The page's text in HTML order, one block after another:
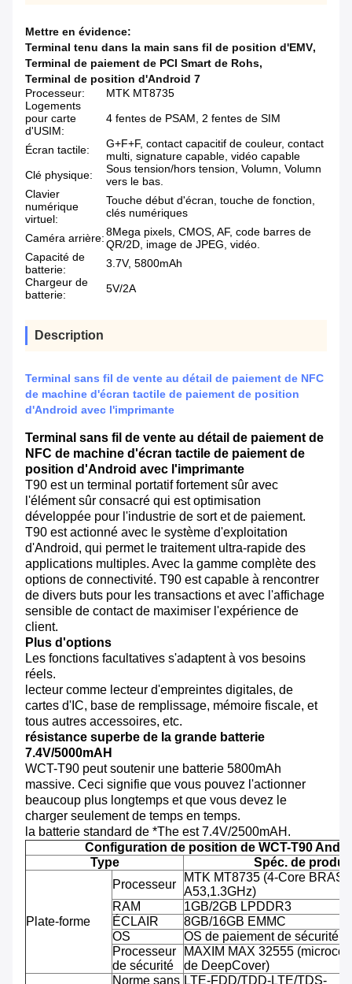
Mettre en évidence:
Terminal tenu dans la main sans fil de position d'EMV,
Terminal de paiement de PCI Smart de Rohs,
Terminal de position d'Android 7
Processeur:
MTK MT8735
Logements
pour carte
d'USIM:
4 fentes de PSAM, 2 fentes de SIM
Écran tactile:
G+F+F, contact capacitif de couleur, contact
multi, signature capable, vidéo capable
Clé physique:
Sous tension/hors tension, Volumn, Volumn
vers le bas.
Clavier
numérique
virtuel:
Touche début d'écran, touche de fonction,
clés numériques
Caméra arrière:8Mega pixels, CMOS, AF, code barres de
QR/2D, image de JPEG, vidéo.
Capacité de
batterie:
3.7V, 5800mAh
Chargeur de
batterie:
5V/2A
Description
Terminal sans fil de vente au détail de paiement de NFC
de machine d'écran tactile de paiement de position
d'Android avec l'imprimante
Terminal sans fil de vente au détail de paiement de
NFC de machine d'écran tactile de paiement de
position d'Android avec l'imprimante
T90 est un terminal portatif fortement sûr avec
l'élément sûr consacré qui est optimisation
développée pour l'industrie de sort et de paiement.
T90 est actionné avec le système d'exploitation
d'Android, qui permet le traitement ultra-rapide des
applications multiples. Avec la gamme complète des
options de connectivité. T90 est capable à rencontrer
de divers buts pour les transactions et avec l'affichage
sensible de contact de maximiser l'expérience de
client.
Plus d'options
Les fonctions facultatives s'adaptent à vos besoins
réels.
lecteur comme lecteur d'empreintes digitales, de
cartes d'IC, base de remplissage, mémoire fiscale, et
tous autres accessoires, etc.
résistance superbe de la grande batterie
7.4V/5000mAH
WCT-T90 peut soutenir une batterie 5800mAh
massive. Ceci signifie que vous pouvez l'actionner
beaucoup plus longtemps et que vous devez le
charger seulement de temps en temps.
la batterie standard de *The est 7.4V/2500mAH.
Configuration de position de WCT-T90
Type
Spéc. de produit
Plate-forme
Processeur
MTK MT8735 (4-Core BRAS
A53,1.3GHz)
RAM
1GB/2GB LPDDR3
ÉCLAIR
8GB/16GB EMMC
OS
OS de paiement de sécurité
Processeur
de sécurité
MAXIM MAX 32555
de DeepCover)
Norme sans LTE-FDD/TDD-LTE/TDS-